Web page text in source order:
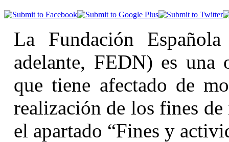
La Fundación
adelante, FEDN) es una
que tiene afectado de
realización de los fines de
el apartado “Fines y